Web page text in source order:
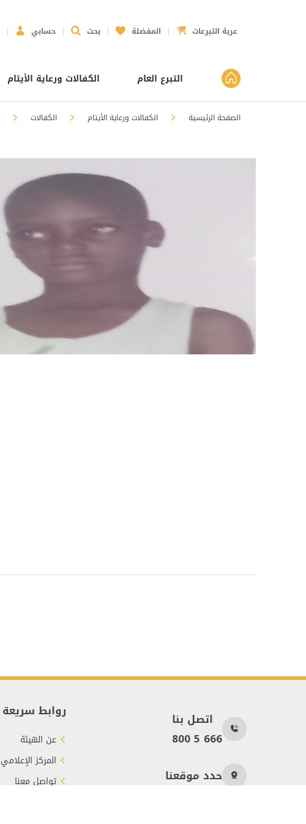
حسابي بحث المفضلة عربة التبرعات
التبرع العام الكفالات ورعاية الأيتام
الصفحة الرئيسية الكفالات ورعاية الأيتام الكفالات
اتصل بنا
800 5 666
حدد موقعنا
روابط سريعة
عن الهيئة
المركز الإعلامي
تواصل معنا